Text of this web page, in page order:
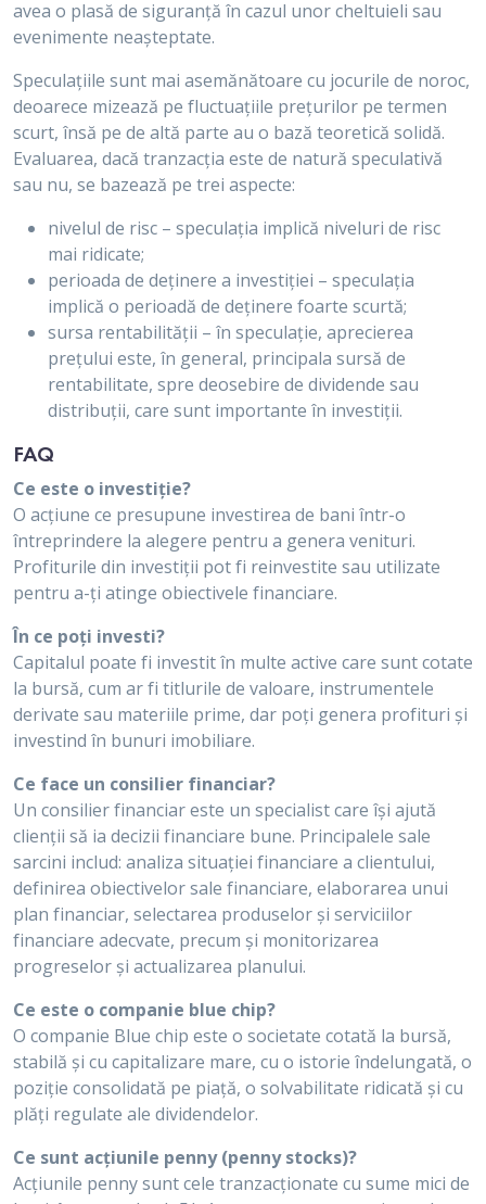
avea o plasă de siguranță în cazul unor cheltuieli sau
evenimente neașteptate.
Speculațiile sunt mai asemănătoare cu jocurile de noroc,
deoarece mizează pe fluctuațiile prețurilor pe termen
scurt, însă pe de altă parte au o bază teoretică solidă.
Evaluarea, dacă tranzacția este de natură speculativă
sau nu, se bazează pe trei aspecte:
nivelul de risc – speculația implică niveluri de risc
mai ridicate;
perioada de deținere a investiției – speculația
implică o perioadă de deținere foarte scurtă;
sursa rentabilității – în speculație, aprecierea
prețului este, în general, principala sursă de
rentabilitate, spre deosebire de dividende sau
distribuții, care sunt importante în investiții.
FAQ
Ce este o investiție?
O acțiune ce presupune investirea de bani într-o
întreprindere la alegere pentru a genera venituri.
Profiturile din investiții pot fi reinvestite sau utilizate
pentru a-ți atinge obiectivele financiare.
În ce poți investi?
Capitalul poate fi investit în multe active care sunt cotate
la bursă, cum ar fi titlurile de valoare, instrumentele
derivate sau materiile prime, dar poți genera profituri și
investind în bunuri imobiliare.
Ce face un consilier financiar?
Un consilier financiar este un specialist care își ajută
clienții să ia decizii financiare bune. Principalele sale
sarcini includ: analiza situației financiare a clientului,
definirea obiectivelor sale financiare, elaborarea unui
plan financiar, selectarea produselor și serviciilor
financiare adecvate, precum și monitorizarea
progreselor și actualizarea planului.
Ce este o companie blue chip?
O companie Blue chip este o societate cotată la bursă,
stabilă și cu capitalizare mare, cu o istorie îndelungată, o
poziție consolidată pe piață, o solvabilitate ridicată și cu
plăți regulate ale dividendelor.
Ce sunt acțiunile penny (penny stocks)?
Acțiunile penny sunt cele tranzacționate cu sume mici de